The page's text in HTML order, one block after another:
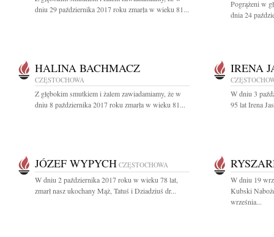
dniu 29 października 2017 roku zmarła w wieku 81...
Pogrążeni w
dnia 24
HALINA BACHMACZ
CZĘSTOCHOWA
Z głębokim smutkiem i żalem zawiadamiamy, że w
dniu 8 października 2017 roku zmarła w wieku 81...
IRENA
W dniu 3
95 lat Irena
JÓZEF WYPYCH CZĘSTOCHOWA
W dniu 2 października 2017 roku w wieku 78 lat,
zmarł nasz ukochany Mąż, Tatuś i Dziadziuś dr...
W dniu 19
Kubski
września...